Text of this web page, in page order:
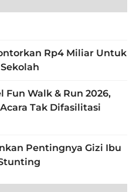
Rp4 Miliar Untuk
Fun Walk & Run 2026,
Tak Difasilitasi
Pentingnya Gizi Ibu